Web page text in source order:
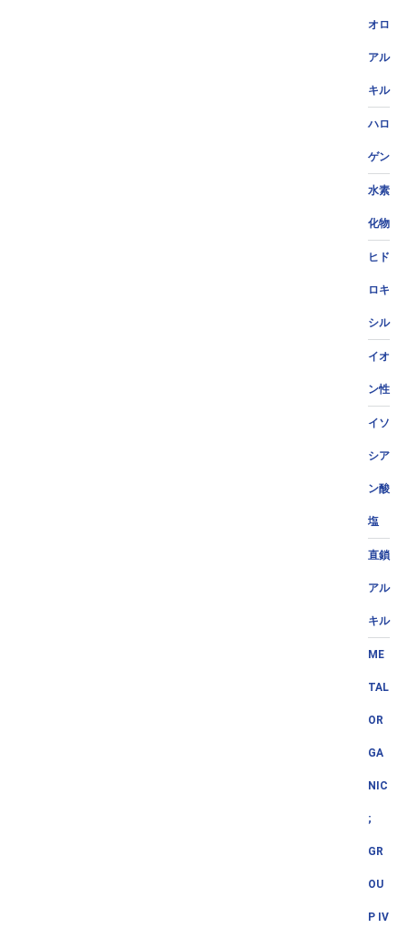
オロ
アル
キル
ハロ
ゲン
水素
化物
ヒド
ロキ
シル
イオ
ン性
イソ
シア
ン酸
塩
直鎖
アル
キル
ME
TAL
OR
GA
NIC
;
GR
OU
P IV